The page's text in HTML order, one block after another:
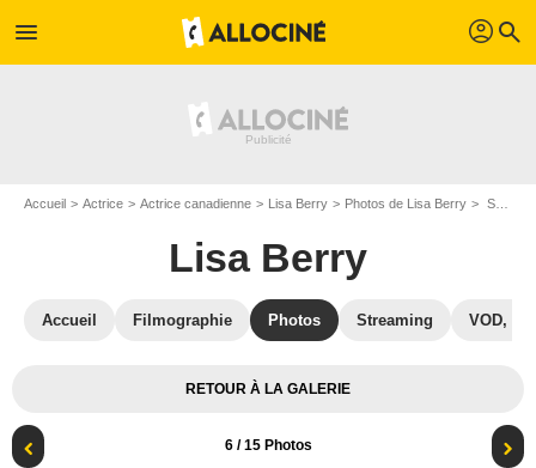
menu profil search
Accueil Actrice Actrice canadienne Lisa Berry Photos de Lisa Berry Supernatural : Photo Lisa Berry
Lisa Berry
Accueil Filmographie Photos Streaming VOD,
RETOUR À LA GALERIE
6/ 15 Photos